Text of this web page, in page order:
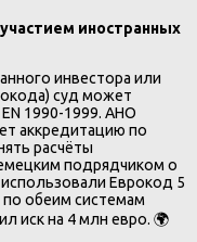
иностранных
инвестора или
суд может
1990-1999. АНО
аккредитацию по
расчёты
подрядчиком о
Еврокод 5
обеим системам
иск на 4 млн евро. 🌍